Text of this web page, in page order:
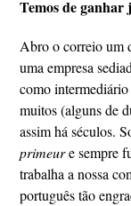
Temos de ganhar
Abro o correio um
uma empresa
como
muitos (alguns de
assim há séculos.
primeure sempre
trabalha a nossa
português tão